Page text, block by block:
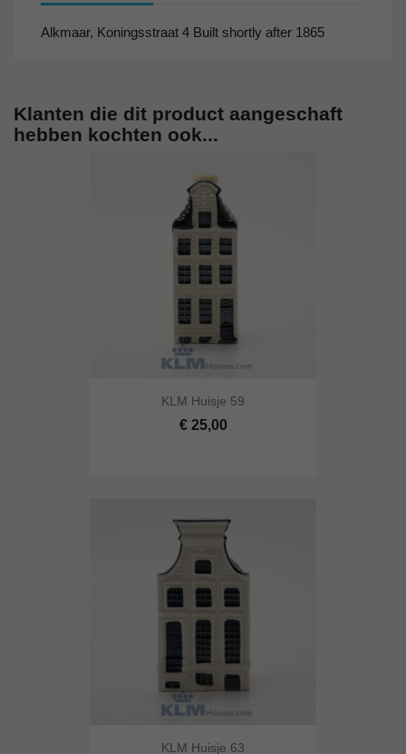
Alkmaar, Koningsstraat 4 Built shortly after 1865
Klanten die dit product aangeschaft
hebben kochten ook...
KLM Huisje 59
€ 25,00
KLM Huisje 63